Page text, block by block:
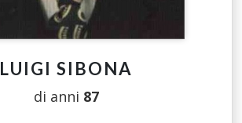
LUIGI SIBONA
di anni 87